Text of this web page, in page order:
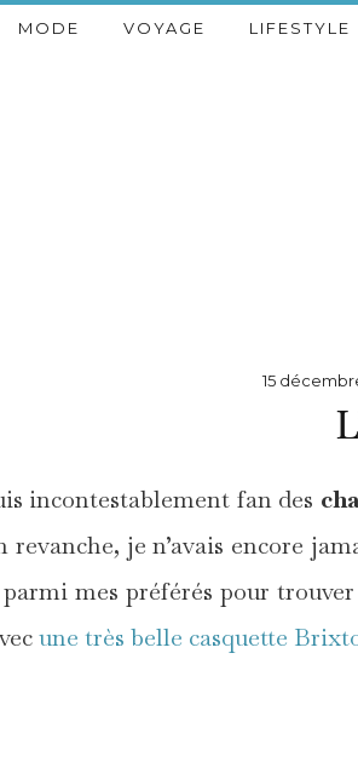
MODE VOYAGE LIFESTYLE
15
incontestablement fan des
revanche, je n’avais encore
mes préférés pour
une très belle casquette